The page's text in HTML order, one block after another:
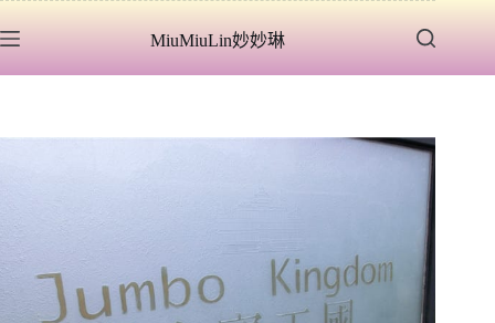
至
MiuMiuLin妙妙琳